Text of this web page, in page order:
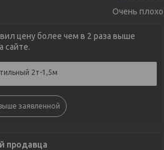
Очень плохо
цену более чем в 2 раза выше
сайте.
2т-1,5м
заявленной
продавца